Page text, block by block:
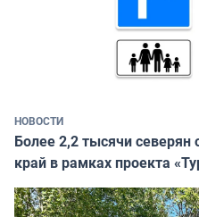
НОВОСТИ
Более 2,2 тысячи
край в рамках проекта